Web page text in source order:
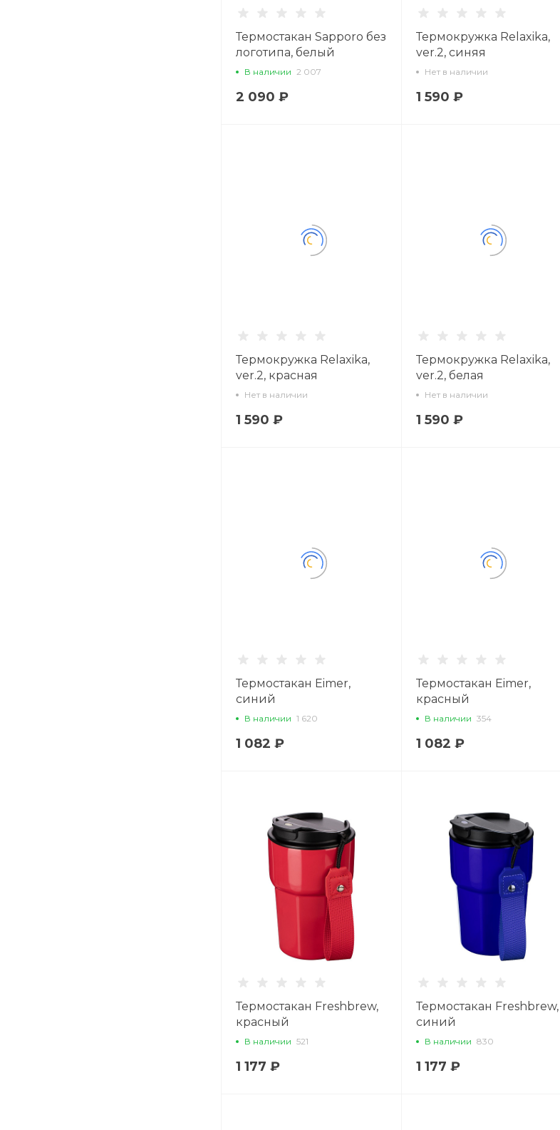
Термостакан Sapporo без
логотипа, белый
В наличии 2 007
2 090 ₽
Термокружка Relaxika,
ver.2, синяя
Нет в наличии
1 590 ₽
Термокружка Relaxika,
ver.2, красная
Нет в наличии
1 590 ₽
Термокружка Relaxika,
ver.2, белая
Нет в наличии
1 590 ₽
Термостакан Eimer,
синий
В наличии 1 620
1 082 ₽
Термостакан Eimer,
красный
В наличии 354
1 082 ₽
Термостакан Freshbrew,
красный
В наличии 521
1 177 ₽
Термостакан Freshbrew,
синий
В наличии 830
1 177 ₽